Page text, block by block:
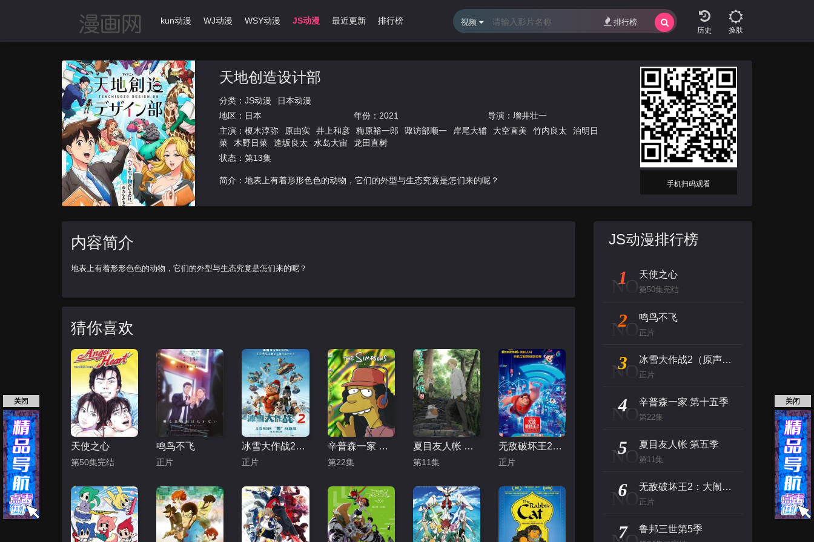
首页 动漫导航 Ikun动漫 WJ动漫 WSY动漫 JS动漫 最近更新 排行榜
换肤
视频 排行榜
天地创造设计部
分类： JS动漫
日本动漫
地区： 日本 年份： 2021 导演：增井壮一
主演： 榎木淳弥 原由实 井上和彦 梅原裕一郎 诹访部顺一 岸尾大辅 大空直美 竹内良太
泊明日
菜
木野日菜 逢坂良太 水岛大宙
龙田直树
状态：第13集
简介：地表上有着形形色色的动物，它们的外型与生态究竟是怎们来的呢？ 手机扫码观看
内容简介
地表上有着形形色色的动物，它们的外型与生态究竟是怎们来的呢？
猜你喜欢
天使之心
第50集完结
鸣鸟不飞
正片
冰雪大作战2（原声版）
正片
辛普森一家 第十五季
第22集
夏目友人帐 第五季
第11集
无敌破坏王2：大闹互联网
正片
JS动漫排行榜
NO
1 天使之心
第50集完结
NO
2 鸣鸟不飞
正片
NO
3 冰雪大作战2（原声版）
正片
NO
4 辛普森一家 第十五季
第22集
NO
5 夏目友人帐 第五季
第11集
NO
6 无敌破坏王2：大闹互联网
正片
7 鲁邦三世第5季
关闭 关闭